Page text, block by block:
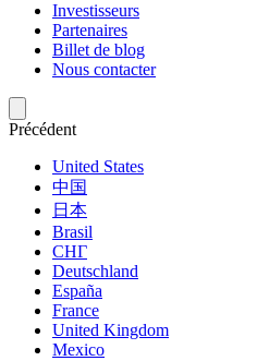
Investisseurs
Partenaires
Billet de blog
Nous contacter
Précédent
United States
中国
日本
Brasil
СНГ
Deutschland
España
France
United Kingdom
Mexico